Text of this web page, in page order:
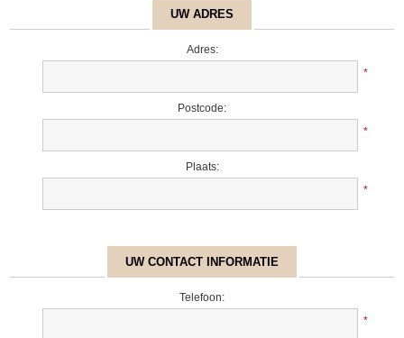
UW ADRES
Adres:
*
Postcode:
*
Plaats:
*
UW CONTACT INFORMATIE
Telefoon:
*